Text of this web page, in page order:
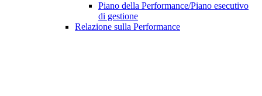
Piano della Performance/Piano esecutivo
di gestione
Relazione sulla Performance